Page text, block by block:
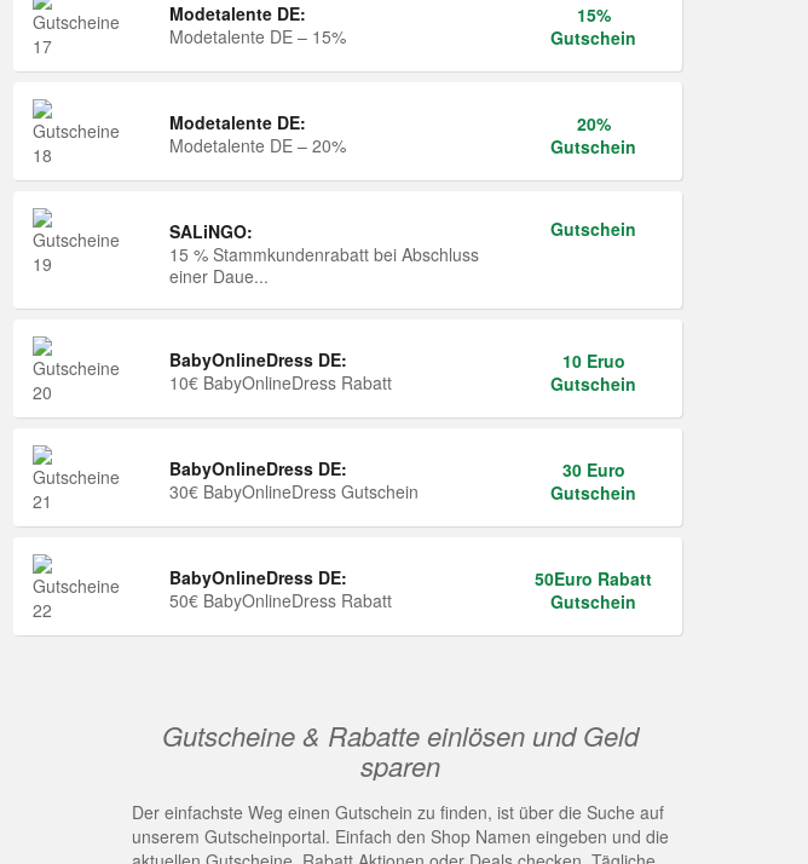
Modetalente DE:
Modetalente DE – 15%
15%
Gutschein
Modetalente DE:
Modetalente DE – 20%
20%
Gutschein
SALiNGO:
15 % Stammkundenrabatt bei Abschluss
einer Daue...
Gutschein
BabyOnlineDress DE:
10€ BabyOnlineDress Rabatt
10 Eruo
Gutschein
BabyOnlineDress DE:
30€ BabyOnlineDress Gutschein
30 Euro
Gutschein
BabyOnlineDress DE:
50€ BabyOnlineDress Rabatt
50Euro Rabatt
Gutschein
Gutscheine & Rabatte einlösen und Geld
sparen
Der einfachste Weg einen Gutschein zu finden, ist über die Suche auf
unserem Gutscheinportal. Einfach den Shop Namen eingeben und die